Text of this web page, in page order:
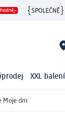
XXL balení
Moje dm